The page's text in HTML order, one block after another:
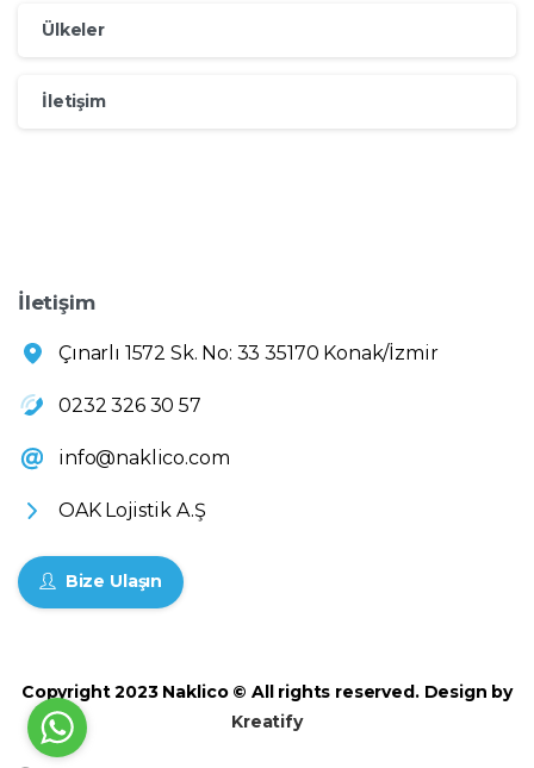
Ülkeler
İletişim
İletişim
Çınarlı 1572 Sk. No: 33 35170 Konak/İzmir
0232 326 30 57
info@naklico.com
OAK Lojistik A.Ş
Bize Ulaşın
Copyright 2023 Naklico © All rights reserved. Design by
Kreatify